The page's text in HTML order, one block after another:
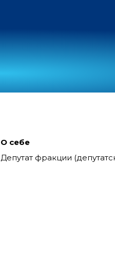
О себе
Депутат фракции